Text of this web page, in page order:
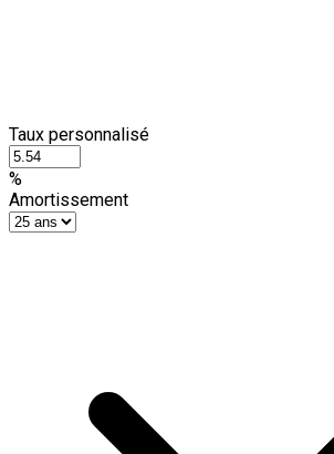
Taux personnalisé
%
Amortissement